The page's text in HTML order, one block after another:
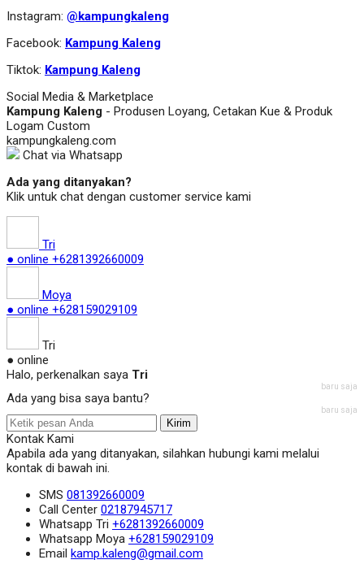
Instagram: @kampungkaleng
Facebook: Kampung Kaleng
Tiktok: Kampung Kaleng
Social Media & Marketplace
Kampung Kaleng - Produsen Loyang, Cetakan Kue & Produk
Logam Custom
kampungkaleng.com
Chat via Whatsapp
Ada yang ditanyakan?
Klik untuk chat dengan customer service kami
Tri
● online +6281392660009
Moya
● online +628159029109
Tri
● online
Halo, perkenalkan saya Tri
baru saja
Ada yang bisa saya bantu?
baru saja
Kirim
Kontak Kami
Apabila ada yang ditanyakan, silahkan hubungi kami melalui
kontak di bawah ini.
SMS 081392660009
Call Center 02187945717
Whatsapp Tri +6281392660009
Whatsapp Moya +628159029109
Email kamp.kaleng@gmail.com